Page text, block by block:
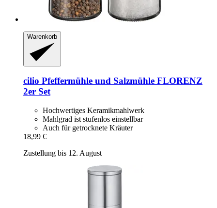
Warenkorb
cilio Pfeffermühle und Salzmühle FLORENZ
2er Set
Hochwertiges Keramikmahlwerk
Mahlgrad ist stufenlos einstellbar
Auch für getrocknete Kräuter
18,99 €
Zustellung bis 12. August